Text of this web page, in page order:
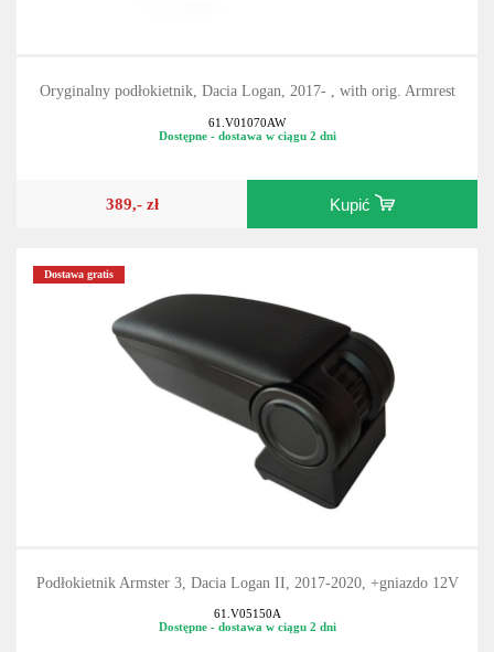
Oryginalny podłokietnik, Dacia Logan, 2017- , with orig. Armrest
61.V01070AW
Dostępne - dostawa w ciągu 2 dni
389,- zł Kupić
Dostawa gratis
Podłokietnik Armster 3, Dacia Logan II, 2017-2020, +gniazdo 12V
61.V05150A
Dostępne - dostawa w ciągu 2 dni